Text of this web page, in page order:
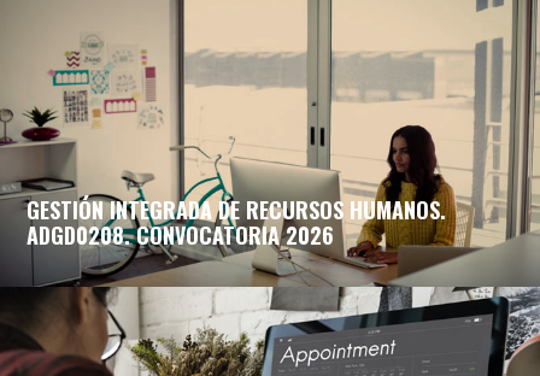
GESTIÓN INTEGRADA DE RECURSOS HUMANOS.
ADGD0208. CONVOCATORIA 2026